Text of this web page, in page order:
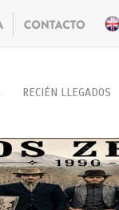
RECIÉN LLEGADOS